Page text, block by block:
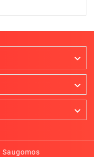



Saugomos